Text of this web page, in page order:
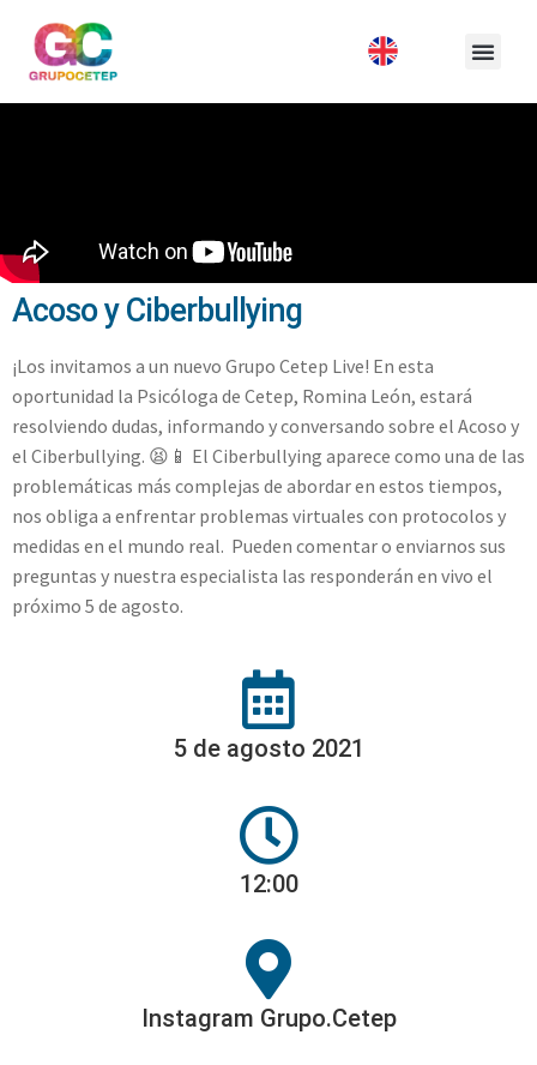
Acoso y Ciberbullying
¡Los invitamos a un nuevo Grupo Cetep Live! En esta
oportunidad la Psicóloga de Cetep, Romina León, estará
resolviendo dudas, informando y conversando sobre el Acoso y
el Ciberbullying. 😫📱 El Ciberbullying aparece como una de las
problemáticas más complejas de abordar en estos tiempos,
nos obliga a enfrentar problemas virtuales con protocolos y
medidas en el mundo real. Pueden comentar o enviarnos sus
preguntas y nuestra especialista las responderán en vivo el
próximo 5 de agosto.
5 de agosto 2021
12:00
Instagram Grupo.Cetep